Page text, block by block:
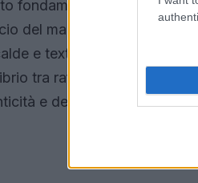
fondamentale della sfilata
del marchio ha enfatizzato
e texture che esaltano la
tra raffinatezza e
e della diversità.